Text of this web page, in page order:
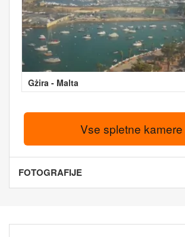
Gżira - Malta
Vse spletne kamere
FOTOGRAFIJE